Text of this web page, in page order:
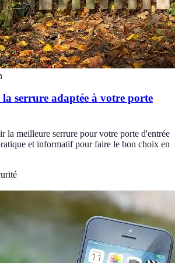
serrure adaptée à votre porte
la meilleure serrure pour votre porte d'entrée
et informatif pour faire le bon choix en